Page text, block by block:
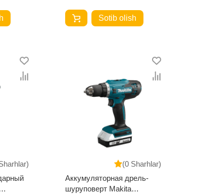
Sotib olish
(0 Sharhlar)
Аккумуляторная дрель-
шуруповерт Makita